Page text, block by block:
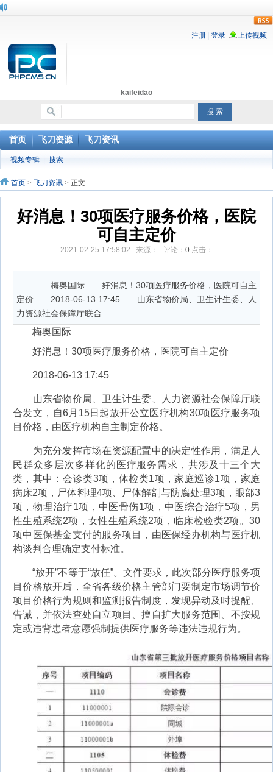
kaifeidao
首页 飞刀资源 飞刀资讯
视频专辑 搜索
首页 > 飞刀资讯 > 正文
好消息！30项医疗服务价格，医院
可自主定价
2021-02-25 17:58:02 来源： 评论： 0点击：
梅奥国际 好消息！30项医疗服务价格，医院可自主
定价 2018-06-13 17:45 山东省物价局、卫生计生委、人
力资源社会保障厅联合
梅奥国际
好消息！30项医疗服务价格，医院可自主定价
2018-06-13 17:45
山东省物价局、卫生计生委、人力资源社会保障厅联
合发文，自6月15日起放开公立医疗机构30项医疗服务项
目价格，由医疗机构自主制定价格。
为充分发挥市场在资源配置中的决定性作用，满足人
民群众多层次多样化的医疗服务需求，共涉及十三个大
类，其中：会诊类3项，体检类1项，家庭巡诊1项，家庭
病床2项，尸体料理4项、尸体解剖与防腐处理3项，眼部3
项，物理治疗1项，中医骨伤1项，中医综合治疗5项，男
性生殖系统2项，女性生殖系统2项，临床检验类2项。30
项中医保基金支付的服务项目，由医保经办机构与医疗机
构谈判合理确定支付标准。
“放开”不等于“放任”。文件要求，此次部分医疗服务项
目价格放开后，全省各级价格主管部门要制定市场调节价
项目价格行为规则和监测报告制度，发现异动及时提醒、
告诫，并依法查处自立项目、擅自扩大服务范围、不按规
定或违背患者意愿强制提供医疗服务等违法违规行为。